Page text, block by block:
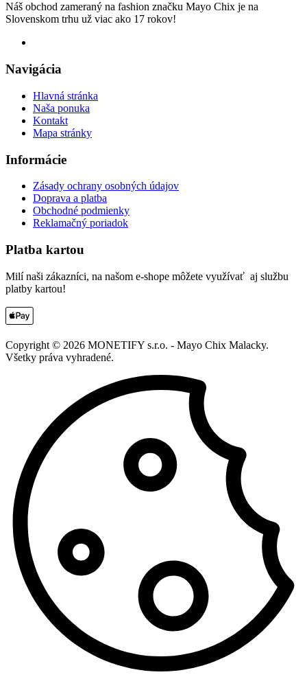
Náš obchod zameraný na fashion značku Mayo Chix je na
Slovenskom trhu už viac ako 17 rokov!
Navigácia
Hlavná stránka
Naša ponuka
Kontakt
Mapa stránky
Informácie
Zásady ochrany osobných údajov
Doprava a platba
Obchodné podmienky
Reklamačný poriadok
Platba kartou
Milí naši zákazníci, na našom e-shope môžete využívať aj službu
platby kartou!
Copyright © 2026 MONETIFY s.r.o. - Mayo Chix Malacky.
Všetky práva vyhradené.